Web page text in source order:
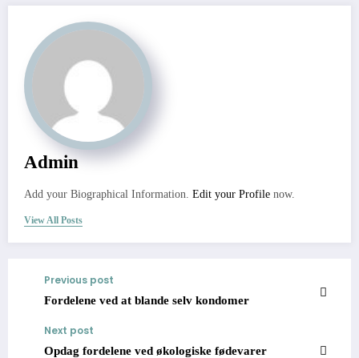
Admin
Add your Biographical Information. Edit your Profile now.
View All Posts
Previous post
Fordelene ved at blande selv kondomer
Next post
Opdag fordelene ved økologiske fødevarer